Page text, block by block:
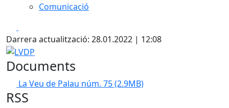
Comunicació
Darrera actualització: 28.01.2022 | 12:08
LVDP
Documents
La Veu de Palau núm. 75(2.9MB)
RSS